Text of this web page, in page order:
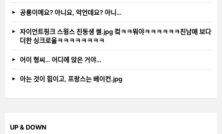
공룡이에요? 아니요, 악언데요? 아니…
자이언트핑크 스윙스 친동생 썰.jpg 컼ㅋㅋ뭐야ㅋㅋㅋㅋㅋㅋ친남매 보다
더한 싱크로율ㅋㅋㅋㅋㅋㅋㅋㅋ
어이 형씨… 어디에 앉은 거야…
아는 것이 힘이고, 프랑스는 베이컨.jpg
UP & DOWN